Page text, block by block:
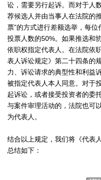
讼，需要另行起诉。而对于人
荐候选人并由当事人在法院的
票”的方式进行差额选举，每
投票人数的50%。如果推选和
依职权指定代表人。在法院依
表人诉讼规定》第二十四条的
力、诉讼请求的典型性和利益
被指定代表人本人同意。对于
起诉讼，或者接受投资者的委
与案件审理活动的，法院也可
为代表人。
结合以上规定，我们将《代表
总结如下：